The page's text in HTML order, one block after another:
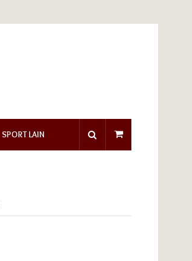
SPORT LAIN